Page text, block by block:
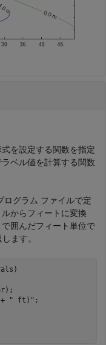
を設定する関数を指定
ベル値を計算する関数
ログラム ファイルで定
からフィートに変換
囲んだフィート単位で
ます。
" ft)" ;